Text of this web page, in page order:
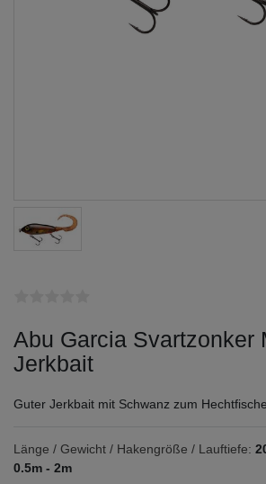
Abu Garcia Svartzonker
Jerkbait
Guter Jerkbait mit Schwanz zum
Länge / Gewicht / Hakengröße / Lauftiefe:
0.5m - 2m